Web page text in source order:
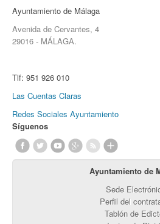
Ayuntamiento de Málaga
Avenida de Cervantes, 4
29016 - MÁLAGA.
Tlf: 951 926 010
Las Cuentas Claras
Redes Sociales Ayuntamiento
Síguenos
Ayuntamiento de
Sede
Perfil del
Tablón de